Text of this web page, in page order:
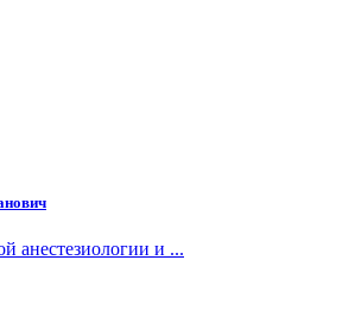
анестезиологии и ...